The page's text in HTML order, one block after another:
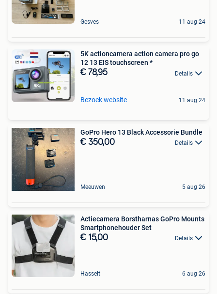
Gesves 11 aug 24
5K actioncamera action camera pro go
12 13 EIS touchscreen *
€ 78,95 Details
Bezoek website 11 aug 24
GoPro Hero 13 Black Accessorie Bundle
€ 350,00 Details
Meeuwen 5 aug 26
Actiecamera Borstharnas GoPro Mounts
Smartphonehouder Set
€ 15,00 Details
Hasselt 6 aug 26